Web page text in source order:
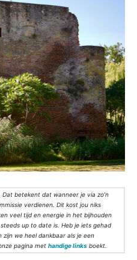
betekent dat wanneer je via zo’n
verdienen. Dit kost jou niks
veel tijd en energie in het bijhouden
up to date is. Heb je iets gehad
we heel dankbaar als je een
pagina met handige links boekt.